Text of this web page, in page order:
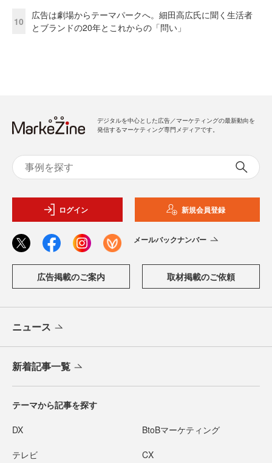
10
広告は劇場からテーマパークへ。細田高広氏に聞く生活者
とブランドの20年とこれからの「問い」
デジタルを中心とした広告／マーケティングの最新動向を
発信するマーケティング専門メディアです。
ログイン 新規会員登録
メールバックナンバー
広告掲載のご案内 取材掲載のご依頼
ニュース
新着記事一覧
テーマから記事を探す
DX BtoBマーケティング
テレビ CX